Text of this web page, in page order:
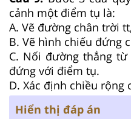
cảnh một điểm tụ là:
A. Vẽ đường chân trời
B. Vẽ hình chiếu đứng
C. Nối đường thẳng
đứng với điểm tụ.
D. Xác định chiều rộng
Hiển thị đáp án